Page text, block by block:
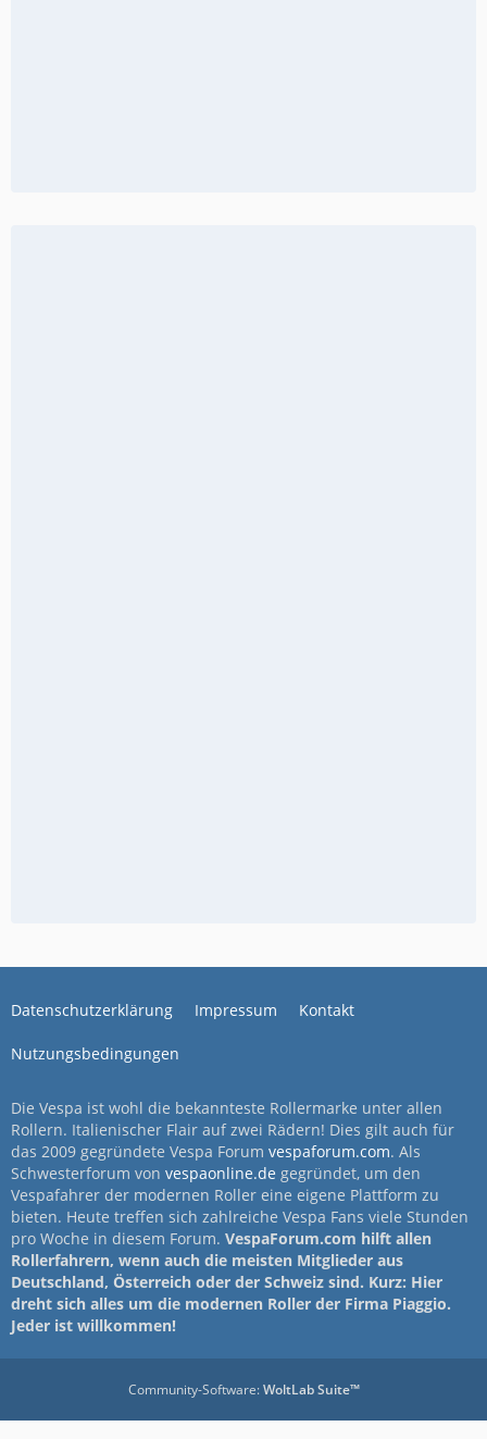
Datenschutzerklärung Impressum Kontakt
Nutzungsbedingungen
Die Vespa ist wohl die bekannteste Rollermarke unter allen
Rollern. Italienischer Flair auf zwei Rädern! Dies gilt auch für
das 2009 gegründete Vespa Forum vespaforum.com. Als
Schwesterforum von vespaonline.de gegründet, um den
Vespafahrer der modernen Roller eine eigene Plattform zu
bieten. Heute treffen sich zahlreiche Vespa Fans viele Stunden
pro Woche in diesem Forum. VespaForum.com hilft allen
Rollerfahrern, wenn auch die meisten Mitglieder aus
Deutschland, Österreich oder der Schweiz sind. Kurz: Hier
dreht sich alles um die modernen Roller der Firma Piaggio.
Jeder ist willkommen!
Community-Software:WoltLab Suite™